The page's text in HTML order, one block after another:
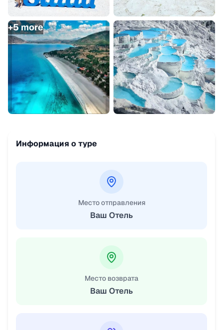
+5more
Информация о туре
Место отправления
Ваш Отель
Место возврата
Ваш Отель